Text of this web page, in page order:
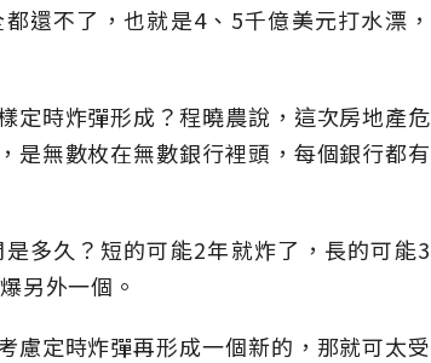
還不了，也就是4、5千億美元打水漂，
定時炸彈形成？程曉農說，這次房地產危
是無數枚在無數銀行裡頭，每個銀行都有
多久？短的可能2年就炸了，長的可能3
另外一個。
慮定時炸彈再形成一個新的，那就可太受